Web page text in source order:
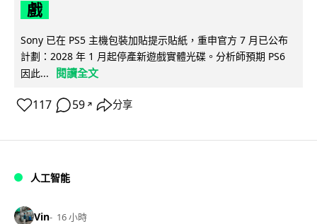
戲
Sony 已在 PS5 主機包裝加貼提示貼紙，重申官方 7 月已公布
計劃：2028 年 1 月起停產新遊戲實體光碟。分析師預期 PS6
因此...
閱讀全文
117 59 ↗ 分享
人工智能
Vin 16 小時